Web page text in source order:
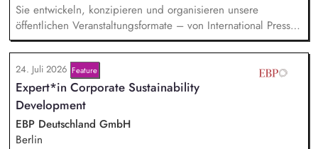
Sie entwickeln, konzipieren und organisieren unsere
öffentlichen Veranstaltungsformate – von International Press
Roundtables, Deep Dive Discussions und Aspen Fireside
Chats bis hin zu besonderen Formaten wie der Aspen
Summer Party, der Aspen Gala und neuen
Veranstaltungsformaten. Sie identifizieren aktuelle politische
Themen und gewinnen hochrangige Referentinnen sowie
Diskussionspartnerinnen aus Politik, Wirtschaft, Wissenschaft,
Medien und Zivilgesellschaft.
24. Juli 2026 Feature
Expert*in Corporate Sustainability
Development
EBP Deutschland GmbH
Berlin